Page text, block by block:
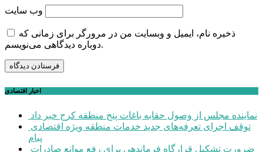
وب‌ سایت
ذخیره نام، ایمیل و وبسایت من در مرورگر برای زمانی که
دوباره دیدگاهی می‌نویسم.
اخبار اقتصادی
نماینده مجلس از وصول حقابه باغات پنج منطقه کرج خبر داد
پیام